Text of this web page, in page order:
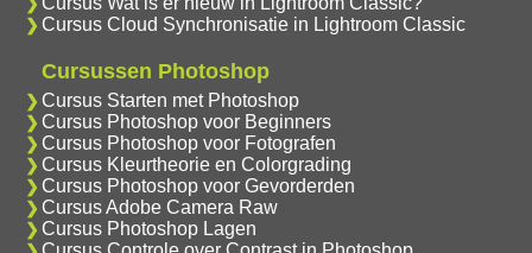
Cursus Cloud Synchronisatie in Lightroom Classic
Cursussen Photoshop
Cursus Starten met Photoshop
Cursus Photoshop voor Beginners
Cursus Photoshop voor Fotografen
Cursus Kleurtheorie en Colorgrading
Cursus Photoshop voor Gevorderden
Cursus Adobe Camera Raw
Cursus Photoshop Lagen